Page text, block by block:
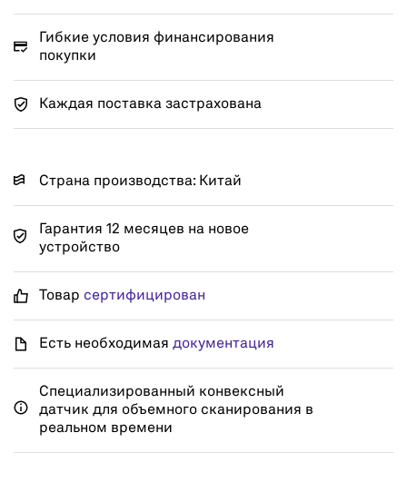
Гибкие условия финансирования
покупки
Каждая поставка застрахована
Страна производства: Китай
Гарантия 12 месяцев на новое
устройство
Товар сертифицирован
Есть необходимая документация
Специализированный конвексный
датчик для объемного сканирования в
реальном времени